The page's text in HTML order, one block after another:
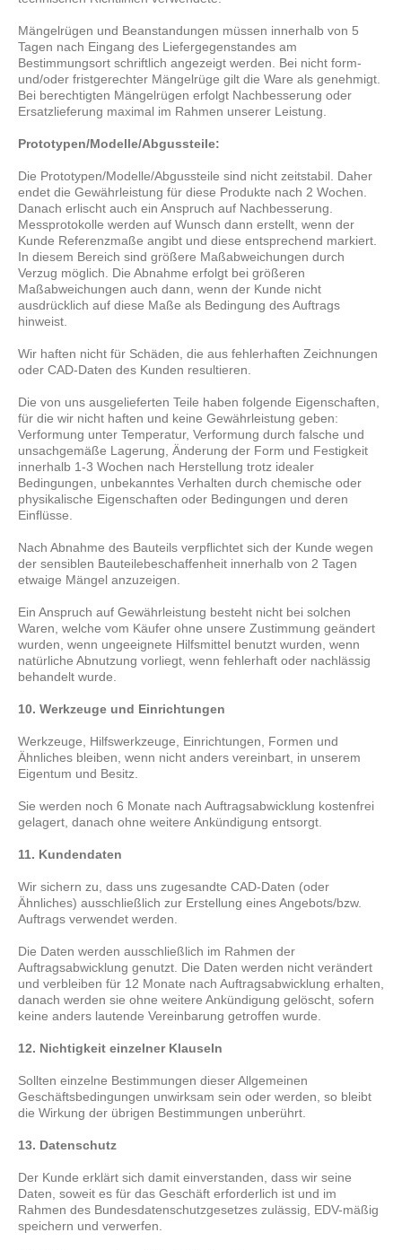
Mängelrügen und Beanstandungen müssen innerhalb von 5
Tagen nach Eingang des Liefergegenstandes am
Bestimmungsort schriftlich angezeigt werden. Bei nicht form-
und/oder fristgerechter Mängelrüge gilt die Ware als genehmigt.
Bei berechtigten Mängelrügen erfolgt Nachbesserung oder
Ersatzlieferung maximal im Rahmen unserer Leistung.
Prototypen/Modelle/Abgussteile:
Die Prototypen/Modelle/Abgussteile sind nicht zeitstabil. Daher
endet die Gewährleistung für diese Produkte nach 2 Wochen.
Danach erlischt auch ein Anspruch auf Nachbesserung.
Messprotokolle werden auf Wunsch dann erstellt, wenn der
Kunde Referenzmaße angibt und diese entsprechend markiert.
In diesem Bereich sind größere Maßabweichungen durch
Verzug möglich. Die Abnahme erfolgt bei größeren
Maßabweichungen auch dann, wenn der Kunde nicht
ausdrücklich auf diese Maße als Bedingung des Auftrags
hinweist.
Wir haften nicht für Schäden, die aus fehlerhaften Zeichnungen
oder CAD-Daten des Kunden resultieren.
Die von uns ausgelieferten Teile haben folgende Eigenschaften,
für die wir nicht haften und keine Gewährleistung geben:
Verformung unter Temperatur, Verformung durch falsche und
unsachgemäße Lagerung, Änderung der Form und Festigkeit
innerhalb 1-3 Wochen nach Herstellung trotz idealer
Bedingungen, unbekanntes Verhalten durch chemische oder
physikalische Eigenschaften oder Bedingungen und deren
Einflüsse.
Nach Abnahme des Bauteils verpflichtet sich der Kunde wegen
der sensiblen Bauteilebeschaffenheit innerhalb von 2 Tagen
etwaige Mängel anzuzeigen.
Ein Anspruch auf Gewährleistung besteht nicht bei solchen
Waren, welche vom Käufer ohne unsere Zustimmung geändert
wurden, wenn ungeeignete Hilfsmittel benutzt wurden, wenn
natürliche Abnutzung vorliegt, wenn fehlerhaft oder nachlässig
behandelt wurde.
10. Werkzeuge und Einrichtungen
Werkzeuge, Hilfswerkzeuge, Einrichtungen, Formen und
Ähnliches bleiben, wenn nicht anders vereinbart, in unserem
Eigentum und Besitz.
Sie werden noch 6 Monate nach Auftragsabwicklung kostenfrei
gelagert, danach ohne weitere Ankündigung entsorgt.
11. Kundendaten
Wir sichern zu, dass uns zugesandte CAD-Daten (oder
Ähnliches) ausschließlich zur Erstellung eines Angebots/bzw.
Auftrags verwendet werden.
Die Daten werden ausschließlich im Rahmen der
Auftragsabwicklung genutzt. Die Daten werden nicht verändert
und verbleiben für 12 Monate nach Auftragsabwicklung erhalten,
danach werden sie ohne weitere Ankündigung gelöscht, sofern
keine anders lautende Vereinbarung getroffen wurde.
12. Nichtigkeit einzelner Klauseln
Sollten einzelne Bestimmungen dieser Allgemeinen
Geschäftsbedingungen unwirksam sein oder werden, so bleibt
die Wirkung der übrigen Bestimmungen unberührt.
13. Datenschutz
Der Kunde erklärt sich damit einverstanden, dass wir seine
Daten, soweit es für das Geschäft erforderlich ist und im
Rahmen des Bundesdatenschutzgesetzes zulässig, EDV-mäßig
speichern und verwerfen.